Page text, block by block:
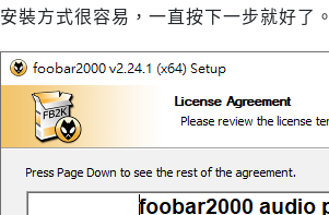
安裝方式很容易，一直按下一步就好了。